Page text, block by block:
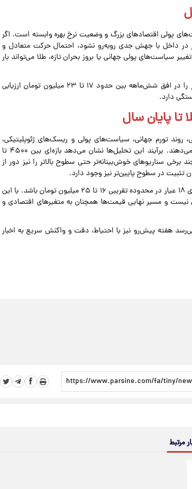
پولی اقتصادهای بزرگ و وضعیت نرخ بهره وابسته است. اگر
در داخل با جهش جدی روبه‌رو نشود، احتمال حرکت متعادل و
سیاست‌های پولی جهانی یا بروز بحران تازه، طلا می‌تواند بار
بر همین اساس، برخی تحلیلگران دامنه نوسان طلای ۱۸ عیار را در افق شش‌ماهه بین حدود ۱۷ تا ۲۳ میلیون تومان ارزیابی
دارد.
پایان سال
تورم جهانی، سیاست‌های پولی و ریسک‌های ژئوپلیتیکی،
سناریوهای مختلفی برای قیمت اونس در سال ۱۴۰۵ ارائه می‌دهند. برآیند این تحلیل‌ها نشان می‌دهد بازه‌ای بین ۴۵۰۰ تا
برخی سناریوهای خوش‌بینانه‌تر حتی سطوح بالاتر را نیز دور از
تثبیت در سطوح پایین‌تر نیز وجود دارد.
در بازار داخلی، این پیش‌بینی‌ها می‌تواند به معنای نوسان طلای ۱۸ عیار در محدوده تقریبی ۱۶ تا ۲۵ میلیون تومان باشد. با این
نیست و مسیر نهایی قیمت‌ها همچنان به متغیرهای اقتصادی و
هفته پیش‌رو نیز با احتیاط، دقت و واکنش سریع به اخبار
مرتبط